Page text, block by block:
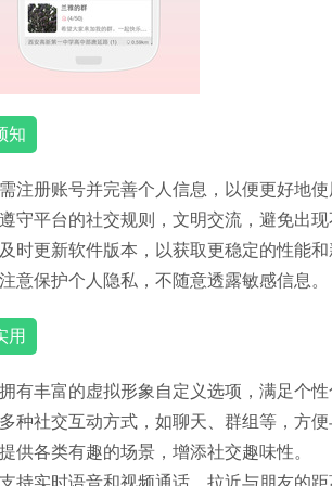
知
注册账号并完善个人信息，以便更好地
守平台的社交规则，文明交流，避免出
时更新软件版本，以获取更稳定的性能
意保护个人隐私，不随意透露敏感信息。
用
有丰富的虚拟形象自定义选项，满足个
种社交互动方式，如聊天、群组等，方
供各类有趣的场景，增添社交趣味性。
持实时语音和视频通话，拉近与朋友的